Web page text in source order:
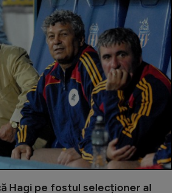
1
Hagi pe fostul selecționer al